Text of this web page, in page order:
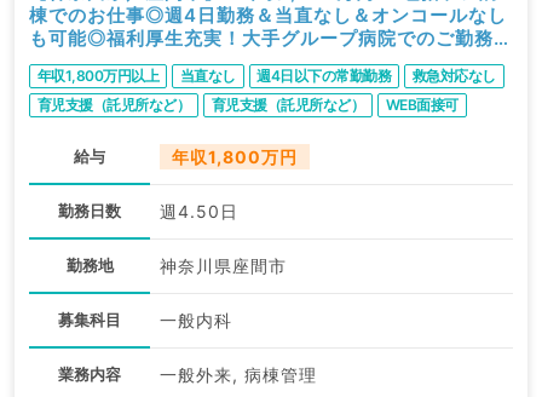
棟でのお仕事◎週4日勤務＆当直なし＆オンコールなし
も可能◎福利厚生充実！大手グループ病院でのご勤務
（一般内科／常勤）
年収1,800万円以上 当直なし 週4日以下の常勤勤務
救急対応なし
育児支援（託児所など）
育児支援（託児所など） WEB面接可
給与 年収1,800万円
勤務日数 週4.50日
勤務地 神奈川県座間市
募集科目 一般内科
業務内容 一般外来, 病棟管理